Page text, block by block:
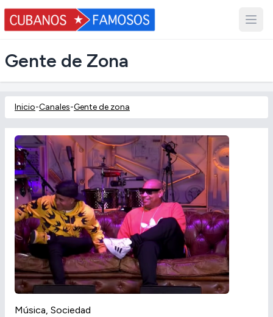
Gente de Zona
Inicio-Canales-Gente de zona
Música, Sociedad